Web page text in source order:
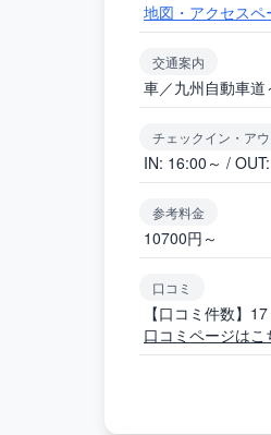
地図・アクセスペ
交通案内
車／九州自動車
チェックイン・アウ
IN: 16:00～ /
参考料金
10700円～
口コミ
【口コミ件数】
口コミページはこ